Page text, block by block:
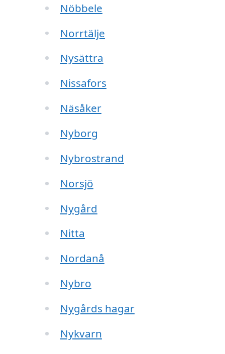
Nöbbele
Norrtälje
Nysättra
Nissafors
Näsåker
Nyborg
Nybrostrand
Norsjö
Nygård
Nitta
Nordanå
Nybro
Nygårds hagar
Nykvarn